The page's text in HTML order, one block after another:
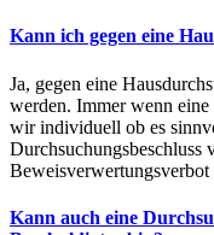
Kann ich gegen eine
Ja, gegen eine
werden. Immer wenn
wir individuell ob es
Durchsuchungsbeschluss
Beweisverwertungsverbot
Kann auch eine